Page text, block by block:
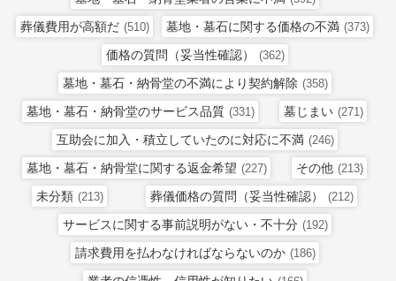
葬儀費用が高額だ (510) 墓地・墓石に関する価格の不満 (373)
価格の質問（妥当性確認） (362)
墓地・墓石・納骨堂の不満により契約解除 (358)
墓地・墓石・納骨堂のサービス品質 (331) 墓じまい (271)
互助会に加入・積立していたのに対応に不満 (246)
墓地・墓石・納骨堂に関する返金希望 (227) その他 (213)
未分類 (213) 葬儀価格の質問（妥当性確認） (212)
サービスに関する事前説明がない・不十分 (192)
請求費用を払わなければならないのか (186)